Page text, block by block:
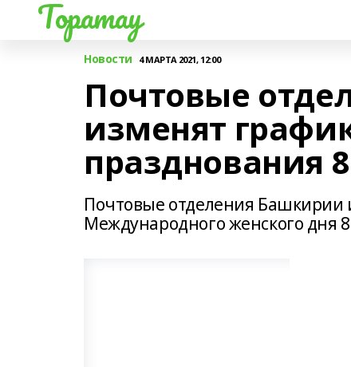
Торатау
Новости 4 МАРТА 2021, 12:00
Почтовые
изменят
празднования
Почтовые отделения Башкирии
Международного женского дня